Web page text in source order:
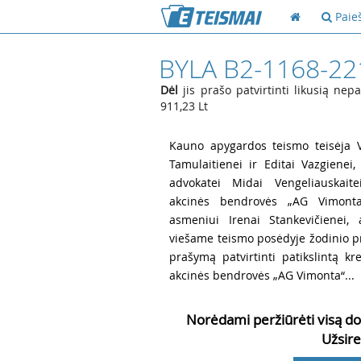
BYLA B2-1168-
Dėl jis prašo patvirtinti likusią
911,23 Lt
Kauno apygardos teismo teisėja
Tamulaitienei ir Editai
advokatei Midai
akcinės bendrovės „AG
asmeniui Irenai Stankevičienei,
viešame teismo posėdyje žodinio
prašymą patvirtinti patikslintą
akcinės bendrovės „AG Vimonta“...
Norėdami peržiūrėti visą